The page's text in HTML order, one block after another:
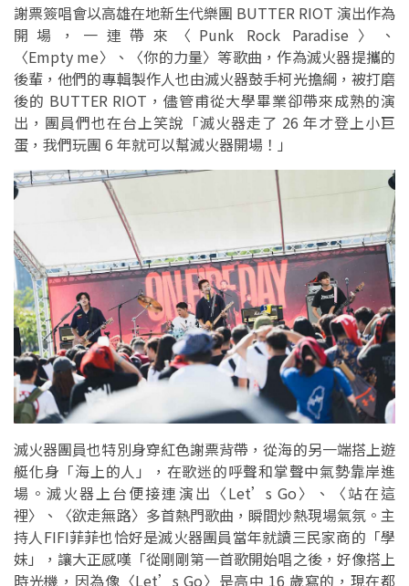
謝票簽唱會以高雄在地新生代樂團 BUTTER RIOT 演出作為
開場，一連帶來〈Punk Rock Paradise〉、
〈Empty me〉、〈你的力量〉等歌曲，作為滅火器提攜的
後輩，他們的專輯製作人也由滅火器鼓手柯光擔綱，被打磨
後的 BUTTER RIOT，儘管甫從大學畢業卻帶來成熟的演
出，團員們也在台上笑說「滅火器走了 26 年才登上小巨
蛋，我們玩團 6 年就可以幫滅火器開場！」
滅火器團員也特別身穿紅色謝票背帶，從海的另一端搭上遊
艇化身「海上的人」，在歌迷的呼聲和掌聲中氣勢靠岸進
場。滅火器上台便接連演出〈Let’s Go〉、〈站在這
裡〉、〈欲走無路〉多首熱門歌曲，瞬間炒熱現場氣氛。主
持人FIFI菲菲也恰好是滅火器團員當年就讀三民家商的「學
妹」，讓大正感嘆「從剛剛第一首歌開始唱之後，好像搭上
時光機，因為像〈Let’s Go〉是高中 16 歲寫的，現在都